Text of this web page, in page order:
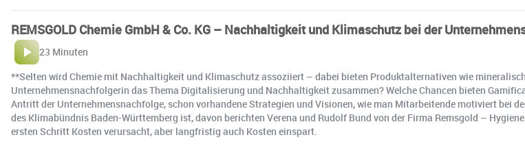
REMSGOLD Chemie GmbH & Co. KG – Nachhaltigkeit und Klimaschutz bei der
23 Minuten
**Selten wird Chemie mit Nachhaltigkeit und Klimaschutz assoziiert – dabei bieten Produktalternativen wie
Unternehmensnachfolgerin das Thema Digitalisierung und Nachhaltigkeit zusammen? Welche Chancen bieten
Antritt der Unternehmensnachfolge, schon vorhandene Strategien und Visionen, wie man Mitarbeitende motiviert bei
des Klimabündnis Baden-Württemberg ist, davon berichten Verena und Rudolf Bund von der Firma Remsgold –
ersten Schritt Kosten verursacht, aber langfristig auch Kosten einspart.